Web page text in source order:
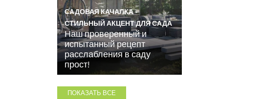
САДОВАЯ КАЧАЛКА -
СТИЛЬНЫЙ АКЦЕНТ ДЛЯ САДА
Наш проверенный и
испытанный рецепт
расслабления в саду
прост!
ПОКАЗАТЬ ВСЕ